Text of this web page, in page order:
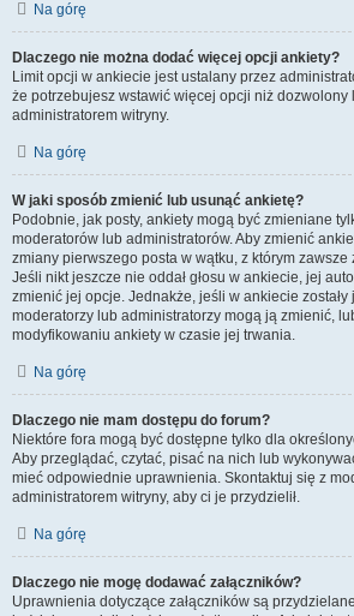
Na górę
Dlaczego nie można dodać więcej opcji ankiety?
Limit opcji w ankiecie jest ustalany przez
że potrzebujesz wstawić więcej opcji niż dozwolony
administratorem witryny.
Na górę
W jaki sposób zmienić lub usunąć ankietę?
Podobnie, jak posty, ankiety mogą być zmieniane
moderatorów lub administratorów. Aby zmienić
zmiany pierwszego posta w wątku, z którym
Jeśli nikt jeszcze nie oddał głosu w ankiecie, jej
zmienić jej opcje. Jednakże, jeśli w ankiecie zostały
moderatorzy lub administratorzy mogą ją zmienić,
modyfikowaniu ankiety w czasie jej trwania.
Na górę
Dlaczego nie mam dostępu do forum?
Niektóre fora mogą być dostępne tylko dla
Aby przeglądać, czytać, pisać na nich lub
mieć odpowiednie uprawnienia. Skontaktuj się z
administratorem witryny, aby ci je przydzielił.
Na górę
Dlaczego nie mogę dodawać załączników?
Uprawnienia dotyczące załączników są